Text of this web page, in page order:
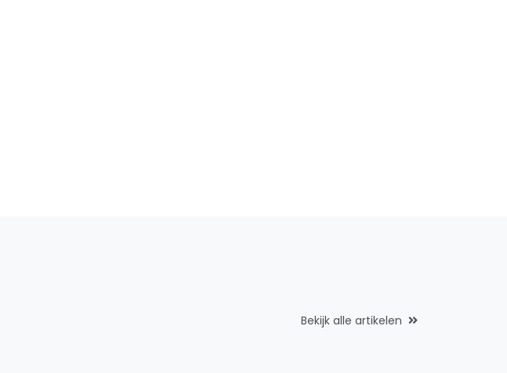
Bekijk alle artikelen